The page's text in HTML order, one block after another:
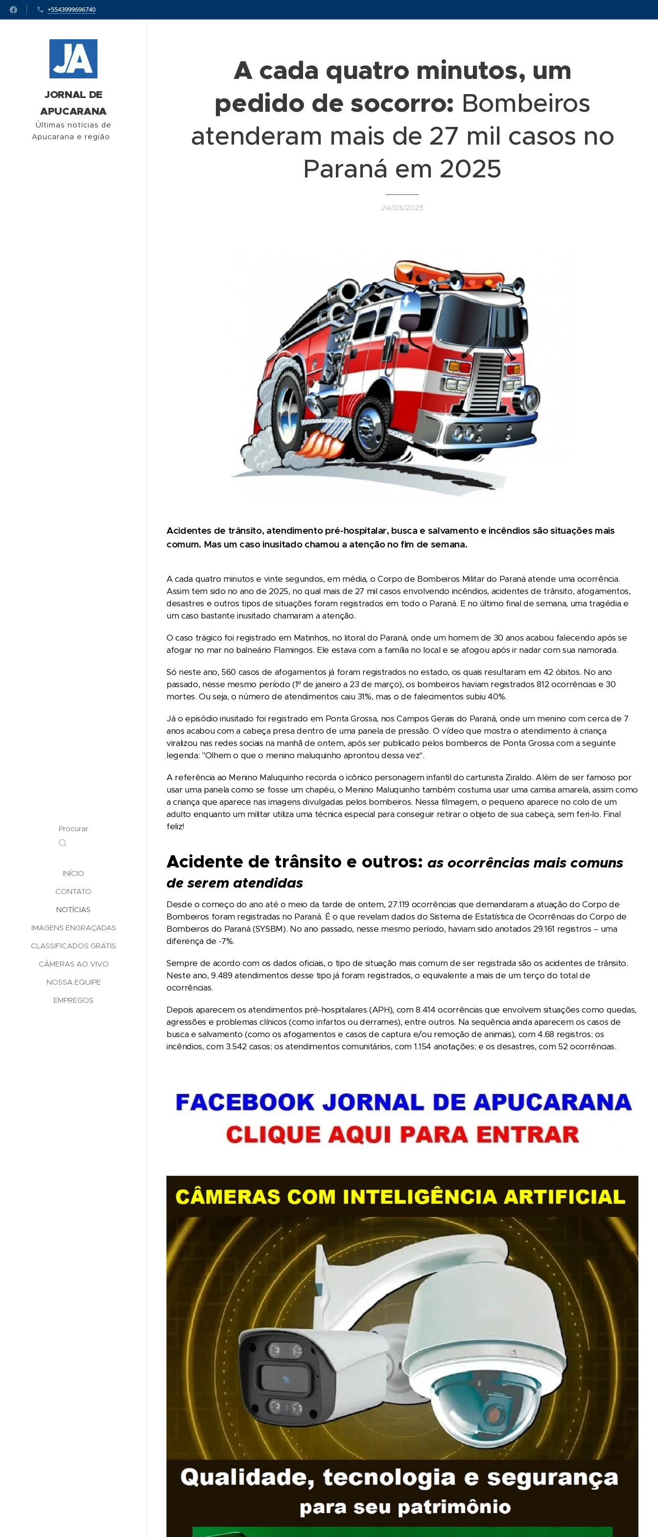
+5543999696740
JORNAL DE
APUCARANA
Últimas notícias de
Apucarana e região
Procurar
INÍCIO
CONTATO
NOTÍCIAS
IMAGENS ENGRAÇADAS
CLASSIFICADOS GRÁTIS
CÂMERAS AO VIVO
NOSSA EQUIPE
EMPREGOS
A cada quatro minutos, um
pedido de socorro: Bombeiros
atenderam mais de 27 mil casos no
Paraná em 2025
24/03/2025
Acidentes de trânsito, atendimento pré-hospitalar, busca e salvamento e incêndios são situações mais
comum. Mas um caso inusitado chamou a atenção no fim de semana.
A cada quatro minutos e vinte segundos, em média, o Corpo de Bombeiros Militar do Paraná atende uma ocorrência.
Assim tem sido no ano de 2025, no qual mais de 27 mil casos envolvendo incêndios, acidentes de trânsito, afogamentos,
desastres e outros tipos de situações foram registrados em todo o Paraná. E no último final de semana, uma tragédia e
um caso bastante inusitado chamaram a atenção.
O caso trágico foi registrado em Matinhos, no litoral do Paraná, onde um homem de 30 anos acabou falecendo após se
afogar no mar no balneário Flamingos. Ele estava com a família no local e se afogou após ir nadar com sua namorada.
Só neste ano, 560 casos de afogamentos já foram registrados no estado, os quais resultaram em 42 óbitos. No ano
passado, nesse mesmo período (1º de janeiro a 23 de março), os bombeiros haviam registrados 812 ocorrências e 30
mortes. Ou seja, o número de atendimentos caiu 31%, mas o de falecimentos subiu 40%.
Já o episódio inusitado foi registrado em Ponta Grossa, nos Campos Gerais do Paraná, onde um menino com cerca de 7
anos acabou com a cabeça presa dentro de uma panela de pressão. O vídeo que mostra o atendimento à criança
viralizou nas redes sociais na manhã de ontem, após ser publicado pelos bombeiros de Ponta Grossa com a seguinte
legenda: "Olhem o que o menino maluquinho aprontou dessa vez".
A referência ao Menino Maluquinho recorda o icônico personagem infantil do cartunista Ziraldo. Além de ser famoso por
usar uma panela como se fosse um chapéu, o Menino Maluquinho também costuma usar uma camisa amarela, assim como
a criança que aparece nas imagens divulgadas pelos bombeiros. Nessa filmagem, o pequeno aparece no colo de um
adulto enquanto um militar utiliza uma técnica especial para conseguir retirar o objeto de sua cabeça, sem feri-lo. Final
feliz!
Acidente de trânsito e outros: as ocorrências mais comuns
de serem atendidas
Desde o começo do ano até o meio da tarde de ontem, 27.119 ocorrências que demandaram a atuação do Corpo de
Bombeiros foram registradas no Paraná. É o que revelam dados do Sistema de Estatística de Ocorrências do Corpo de
Bombeiros do Paraná (SYSBM). No ano passado, nesse mesmo período, haviam sido anotados 29.161 registros – uma
diferença de -7%.
Sempre de acordo com os dados oficiais, o tipo de situação mais comum de ser registrada são os acidentes de trânsito.
Neste ano, 9.489 atendimentos desse tipo já foram registrados, o equivalente a mais de um terço do total de
ocorrências.
Depois aparecem os atendimentos pré-hospitalares (APH), com 8.414 ocorrências que envolvem situações como quedas,
agressões e problemas clínicos (como infartos ou derrames), entre outros. Na sequência ainda aparecem os casos de
busca e salvamento (como os afogamentos e casos de captura e/ou remoção de animais), com 4.68 registros; os
incêndios, com 3.542 casos; os atendimentos comunitários, com 1.154 anotações; e os desastres, com 52 ocorrências.